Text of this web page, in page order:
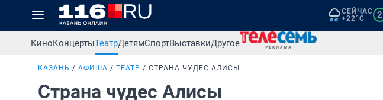
СЕЙЧАС
+22°C
2
КиноКонцертыТеатрДетямСпортВыставкиДругое
КАЗАНЬ АФИША ТЕАТР СТРАНА ЧУДЕС АЛИСЫ
Страна чудес Алисы